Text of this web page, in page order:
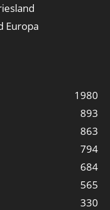
Europa
1980
893
863
794
684
565
330